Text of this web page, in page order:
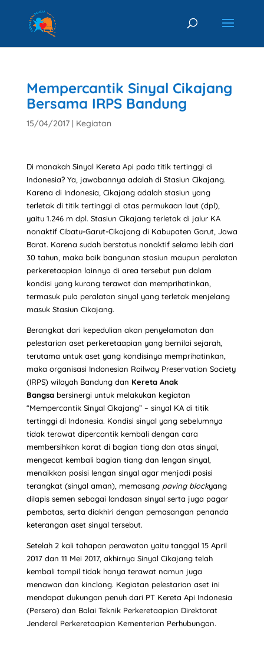
Mempercantik Sinyal Cikajang
Bersama IRPS Bandung
15/04/2017| Kegiatan
Di manakah Sinyal Kereta Api pada titik tertinggi di
Indonesia? Ya, jawabannya adalah di Stasiun Cikajang.
Karena di Indonesia, Cikajang adalah stasiun yang
terletak di titik tertinggi di atas permukaan laut (dpl),
yaitu 1.246 m dpl. Stasiun Cikajang terletak di jalur KA
nonaktif Cibatu-Garut-Cikajang di Kabupaten Garut, Jawa
Barat. Karena sudah berstatus nonaktif selama lebih dari
30 tahun, maka baik bangunan stasiun maupun peralatan
perkeretaapian lainnya di area tersebut pun dalam
kondisi yang kurang terawat dan memprihatinkan,
termasuk pula peralatan sinyal yang terletak menjelang
masuk Stasiun Cikajang.
Berangkat dari kepedulian akan penyelamatan dan
pelestarian aset perkeretaapian yang bernilai sejarah,
terutama untuk aset yang kondisinya memprihatinkan,
maka organisasi Indonesian Railway Preservation Society
(IRPS) wilayah Bandung dan Kereta Anak
Bangsabersinergi untuk melakukan kegiatan
“Mempercantik Sinyal Cikajang” – sinyal KA di titik
tertinggi di Indonesia. Kondisi sinyal yang sebelumnya
tidak terawat dipercantik kembali dengan cara
membersihkan karat di bagian tiang dan atas sinyal,
mengecat kembali bagian tiang dan lengan sinyal,
menaikkan posisi lengan sinyal agar menjadi posisi
terangkat (sinyal aman), memasang paving blockyang
dilapis semen sebagai landasan sinyal serta juga pagar
pembatas, serta diakhiri dengan pemasangan penanda
keterangan aset sinyal tersebut.
Setelah 2 kali tahapan perawatan yaitu tanggal 15 April
2017 dan 11 Mei 2017, akhirnya Sinyal Cikajang telah
kembali tampil tidak hanya terawat namun juga
menawan dan kinclong. Kegiatan pelestarian aset ini
mendapat dukungan penuh dari PT Kereta Api Indonesia
(Persero) dan Balai Teknik Perkeretaapian Direktorat
Jenderal Perkeretaapian Kementerian Perhubungan.